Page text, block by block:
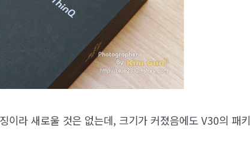
이라 새로울 것은 없는데, 크기가 커졌음에도 V30의 패키